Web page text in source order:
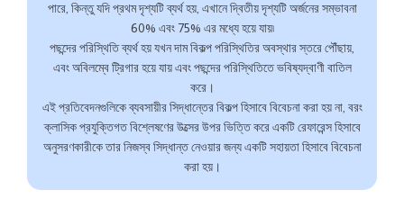
পারে, কিন্তু যদি প্রথম দৃশ্যটি ব্যর্থ হয়, এখানে দ্বিতীয় দৃশ্যটি অর্জনের সম্ভাবনা
60% এবং 75% এর মধ্যে হয়ে যায়৷
পছন্দের পরিস্থিতি ব্যর্থ হয় যখন দাম বিকল্প পরিস্থিতির অবস্থার স্তরে পৌঁছায়,
এবং অবিলম্বে ট্রিগার হয়ে যায় এবং পছন্দের পরিস্থিতিতে ভবিষ্যদ্বাণী বাতিল
করে।
এই প্রতিবেদনগুলিকে ব্যবসায়ীর সিদ্ধান্তের বিকল্প হিসাবে বিবেচনা করা হয় না, বরং
ক্লাসিক প্রযুক্তিগত বিশ্লেষণের উত্সের উপর ভিত্তি করে একটি রেফারেন্স হিসাবে
অনুসরণকারীকে তার নিজস্ব সিদ্ধান্ত নেওয়ার জন্য একটি সহায়তা হিসাবে বিবেচনা
করা হয়।